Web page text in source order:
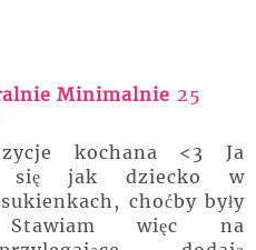
Minimalnie 25
kochana <3 Ja
się jak dziecko w
choćby były
Stawiam więc na